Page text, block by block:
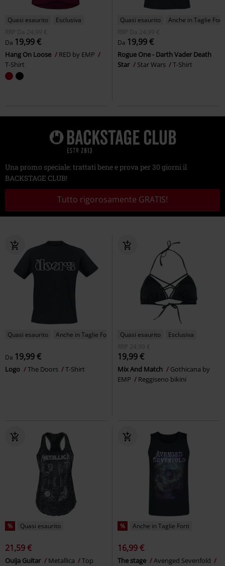
Quasi esaurito
Esclusiva
RRP
Da 24,99 €
Da 19,99 €
Hang On Loose
RED by EMP
T-Shirt
Quasi esaurito
Anche in Taglie Forti
RRP
Da 24,99 €
Da 19,99 €
Rogue One - Darth Vader Death
Star
Star Wars T-Shirt
Una promo speciale: trattati bene e prova per 30 giorni il
BACKSTAGE CLUB!
Tutto rigorosamente GRATIS!
Quasi esaurito Anche in Taglie Forti
Da 19,99 €
Logo The Doors T-Shirt
Quasi esaurito
Esclusiva
RRP
24,99 €
19,99 €
Mix And Match
Gothicana by
EMP
Reggiseno bikini
% Quasi esaurito
21,59 €
Ouija Guitar Metallica Top
% Anche in Taglie Forti
16,99 €
The stage
Avenged Sevenfold